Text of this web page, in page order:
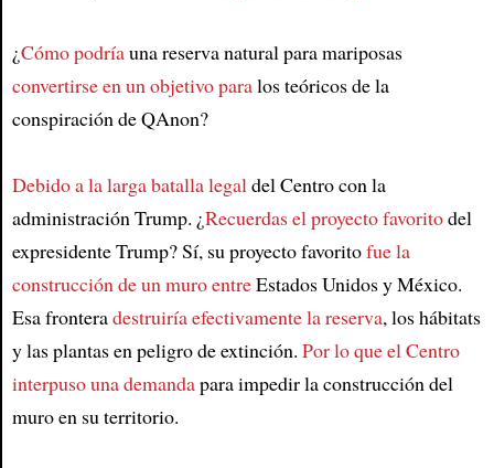
¿Cómo podríauna reserva natural para mariposas
convertirse en un objetivo paralos teóricos de la
conspiración de QAnon?
Debido a la larga batalla legaldel Centro con la
administración Trump. ¿Recuerdas el proyecto favoritodel
expresidente Trump? Sí, su proyecto favoritofue la
construcción de un muro entreEstados Unidos y México.
Esa fronteradestruiría efectivamente la reserva, los hábitats
y las plantas en peligro de extinción. Por lo que el Centro
interpuso una demandapara impedir la construcción del
muro en su territorio.